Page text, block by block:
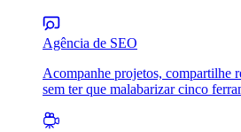
Agência de SEO
Acompanhe projetos, compartilhe
sem ter que malabarizar cinco